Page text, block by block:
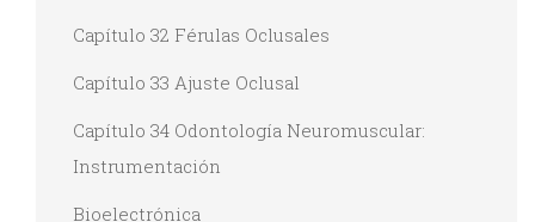
Capítulo 32 Férulas Oclusales
Capítulo 33 Ajuste Oclusal
Capítulo 34 Odontología Neuromuscular:
Instrumentación
Bioelectrónica